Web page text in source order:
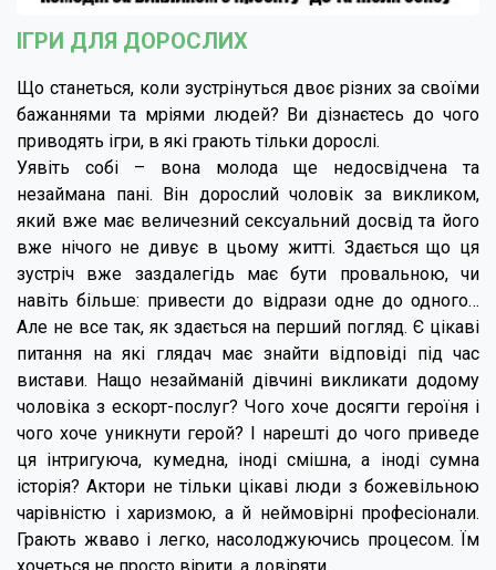
ІГРИ ДЛЯ ДОРОСЛИХ
Що станеться, коли зустрінуться двоє різних за своїми
бажаннями та мріями людей? Ви дізнаєтесь до чого
приводять ігри, в які грають тільки дорослі.
Уявіть собі – вона молода ще недосвідчена та
незаймана пані. Він дорослий чоловік за викликом,
який вже має величезний сексуальний досвід та його
вже нічого не дивує в цьому житті. Здається що ця
зустріч вже заздалегідь має бути провальною, чи
навіть більше: привести до відрази одне до одного…
Але не все так, як здається на перший погляд. Є цікаві
питання на які глядач має знайти відповіді під час
вистави. Нащо незайманій дівчині викликати додому
чоловіка з ескорт-послуг? Чого хоче досягти героїня і
чого хоче уникнути герой? І нарешті до чого приведе
ця інтригуюча, кумедна, іноді смішна, а іноді сумна
історія? Актори не тільки цікаві люди з божевільною
чарівністю і харизмою, а й неймовірні професіонали.
Грають жваво і легко, насолоджуючись процесом. Їм